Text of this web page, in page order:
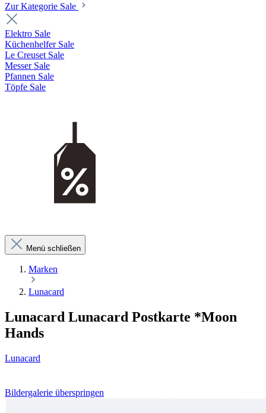
Zur Kategorie Sale
Elektro Sale
Küchenhelfer Sale
Le Creuset Sale
Messer Sale
Pfannen Sale
Töpfe Sale
Menü schließen
Marken
Lunacard
Lunacard Lunacard Postkarte *Moon
Hands
Lunacard
Bildergalerie überspringen